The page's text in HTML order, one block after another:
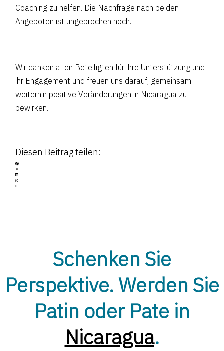
Coaching zu helfen. Die Nachfrage nach beiden
Angeboten ist ungebrochen hoch.
Wir danken allen Beteiligten für ihre Unterstützung und
ihr Engagement und freuen uns darauf, gemeinsam
weiterhin positive Veränderungen in Nicaragua zu
bewirken.
Diesen Beitrag teilen:
Schenken Sie
Perspektive. Werden Sie
Patin oder Pate in
Nicaragua.